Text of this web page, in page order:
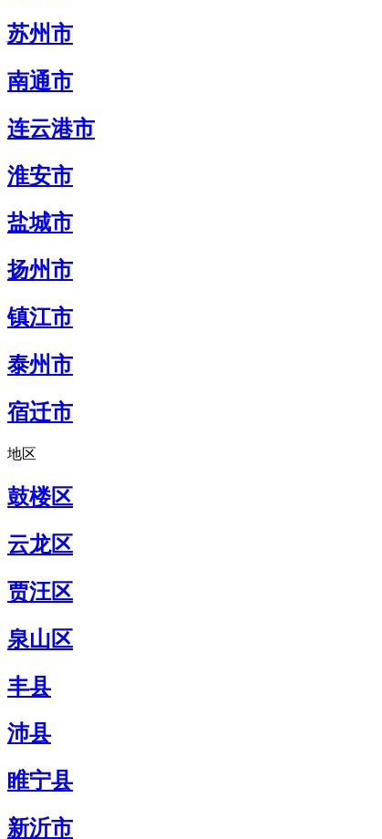
苏州市
南通市
连云港市
淮安市
盐城市
扬州市
镇江市
泰州市
宿迁市
地区
鼓楼区
云龙区
贾汪区
泉山区
丰县
沛县
睢宁县
新沂市